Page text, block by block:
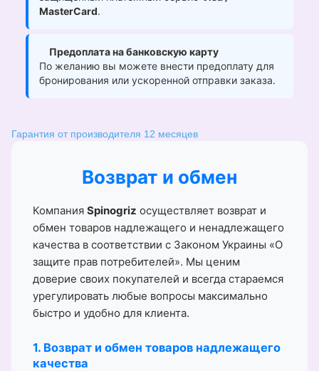
MasterCard.
Предоплата на банковскую карту
По желанию вы можете внести предоплату для
бронирования или ускоренной отправки заказа.
Гарантия от производителя 12 месяцев
Возврат и обмен
Компания Spinogriz осуществляет возврат и
обмен товаров надлежащего и ненадлежащего
качества в соответствии с Законом Украины «О
защите прав потребителей». Мы ценим
доверие своих покупателей и всегда стараемся
урегулировать любые вопросы максимально
быстро и удобно для клиента.
1. Возврат и обмен товаров надлежащего
качества